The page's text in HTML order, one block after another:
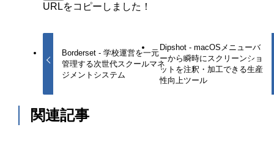
URLをコピーしました！
Borderset - 学校運営を一元
管理する次世代スクールマネ
ジメントシステム
Dipshot - macOSメニューバ
ーから瞬時にスクリーンショ
ットを注釈・加工できる生産
性向上ツール
関連記事